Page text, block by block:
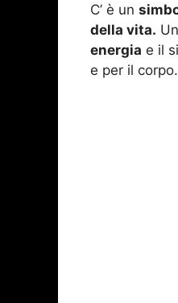
C’ è un
della vita.
energia e il
e per il corpo.